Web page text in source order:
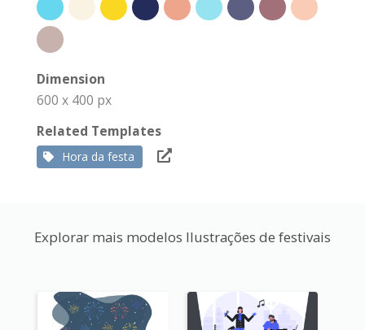
Dimension
600 x 400 px
Related Templates
Hora da festa
Explorar mais modelos Ilustrações de festivais